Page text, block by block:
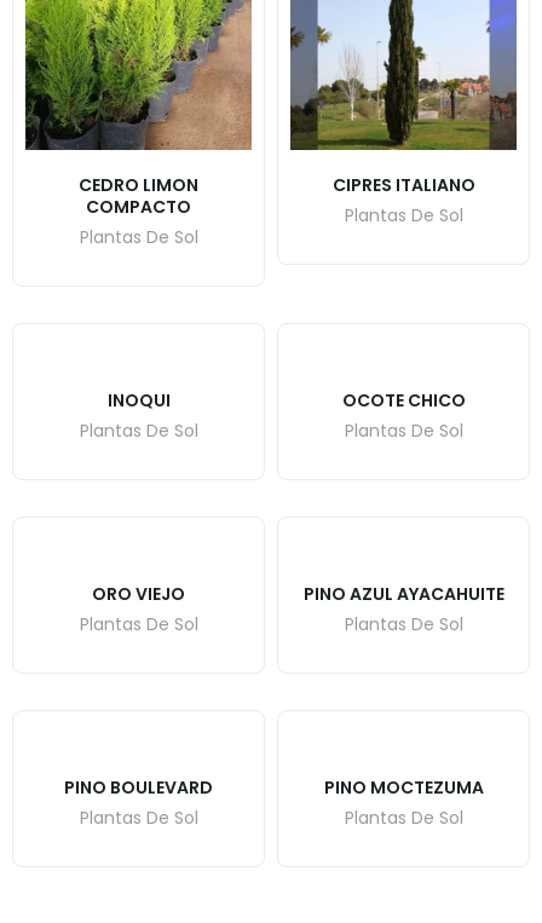
CEDRO LIMON
COMPACTO
Plantas De Sol
CIPRES ITALIANO
Plantas De Sol
INOQUI
Plantas De Sol
OCOTE CHICO
Plantas De Sol
ORO VIEJO
Plantas De Sol
PINO AZUL AYACAHUITE
Plantas De Sol
PINO BOULEVARD
Plantas De Sol
PINO MOCTEZUMA
Plantas De Sol